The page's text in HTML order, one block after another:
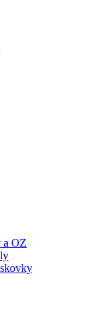
a OZ